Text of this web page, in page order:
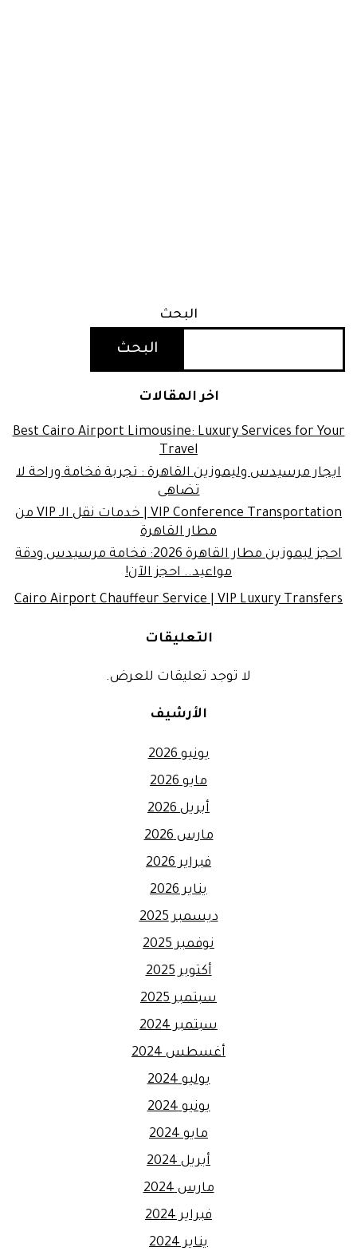
البحث
البحث
اخر المقالات
Best Cairo Airport Limousine: Luxury Services for Your
Travel
ايجار مرسيدس وليموزين القاهرة : تجربة فخامة وراحة لا
تضاهى
VIP Conference Transportation | خدمات نقل الـ VIP من
مطار القاهرة
احجز ليموزين مطار القاهرة 2026: فخامة مرسيدس ودقة
مواعيد.. احجز الآن!
Cairo Airport Chauffeur Service | VIP Luxury Transfers
التعليقات
لا توجد تعليقات للعرض.
الأرشيف
يونيو 2026
مايو 2026
أبريل 2026
مارس 2026
فبراير 2026
يناير 2026
ديسمبر 2025
نوفمبر 2025
أكتوبر 2025
سبتمبر 2025
سبتمبر 2024
أغسطس 2024
يوليو 2024
يونيو 2024
مايو 2024
أبريل 2024
مارس 2024
فبراير 2024
يناير 2024